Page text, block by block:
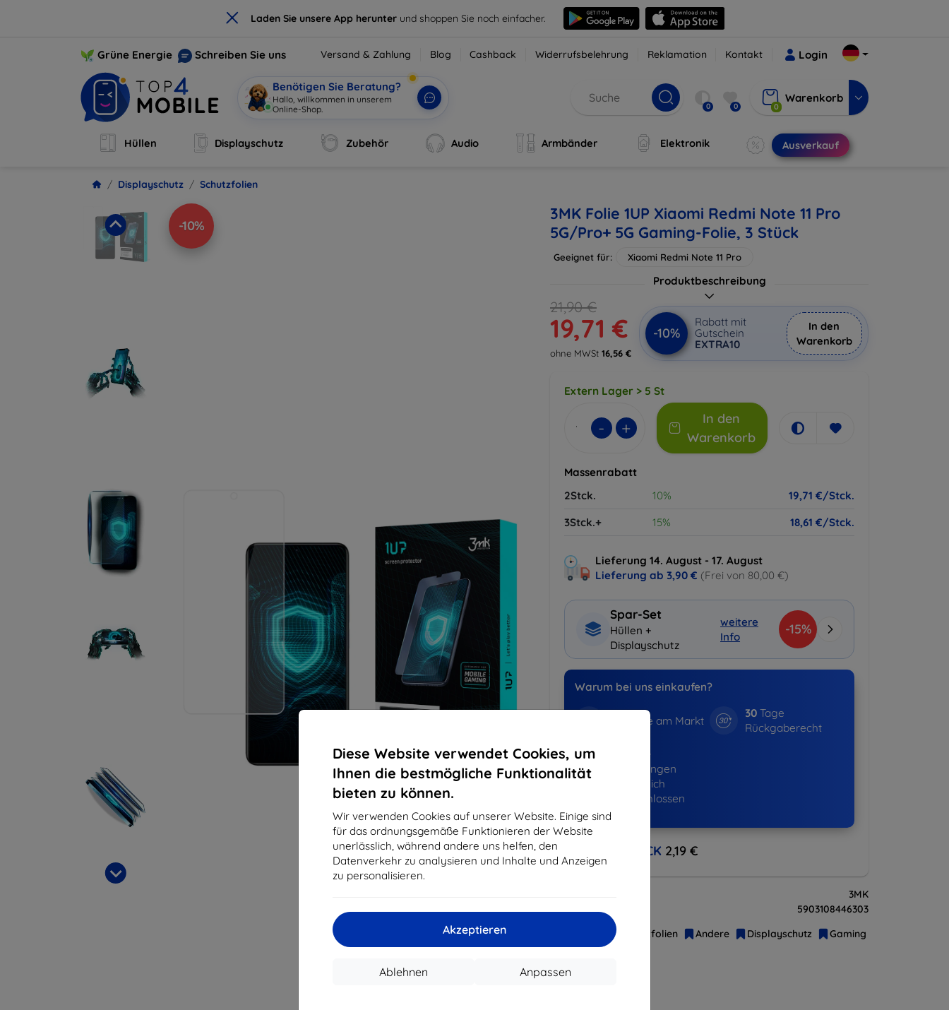
× Laden Sie unsere App herunter und shoppen Sie noch einfacher.
Diese Website verwendet Cookies, um
Ihnen die bestmögliche Funktionalität
bieten zu können.
Wir verwenden Cookies auf unserer Website. Einige sind
für das ordnungsgemäße Funktionieren der Website
unerlässlich, während andere uns helfen, den
Datenverkehr zu analysieren und Inhalte und Anzeigen
zu personalisieren.
Akzeptieren
Anpassen
Ablehnen
Grüne Energie Schreiben Sie uns Versand & Zahlung Blog Cashback Widerrufsbelehrung Reklamation Kontakt Login
Benötigen Sie Beratung?
Hallo, willkommen in unserem
Online-Shop.
0 0 0
Warenkorb
Hüllen Displayschutz Zubehör Audio Armbänder Elektronik Ausverkauf
Displayschutz Schutzfolien
-10%
3MK Folie 1UP Xiaomi Redmi Note 11 Pro
5G/Pro+ 5G Gaming-Folie, 3 Stück
Geeignet für: Xiaomi Redmi Note 11 Pro
Produktbeschreibung
21,90 €
19,71 €
ohne MWSt 16,56 €
-10%
Rabatt mit
Gutschein
EXTRA10
In den
Warenkorb
Extern Lager > 5 St
- +
In den
Warenkorb
Massenrabatt
2Stck.
10%
19,71 €/Stck.
3Stck.+
15% 18,61 €/Stck.
Lieferung 14. August - 17. August
Lieferung ab 3,90 € (Frei von 80,00 €)
Spar-Set
Hüllen +
Displayschutz
weitere
Info
-15%
Warum bei uns einkaufen?
Jahre am Markt
30Tage
Rückgaberecht
819365+
Bestellungen
erfolgreich
abgeschlossen
CASHBACK 2,19 €
3MK
EAN
5903108446303
Schutzfolien Andere Displayschutz Gaming